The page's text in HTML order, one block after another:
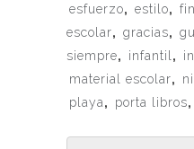
esfuerzo, estilo,
escolar, gracias,
siempre, infantil ,
material escolar,
playa, porta libros,